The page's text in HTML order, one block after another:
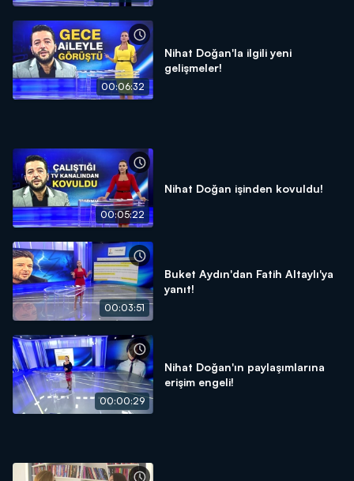
00:06:32
Nihat Doğan'la ilgili yeni
gelişmeler!
00:05:22
Nihat Doğan işinden kovuldu!
00:03:51
Buket Aydın'dan Fatih Altaylı'ya
yanıt!
00:00:29
Nihat Doğan'ın paylaşımlarına
erişim engeli!